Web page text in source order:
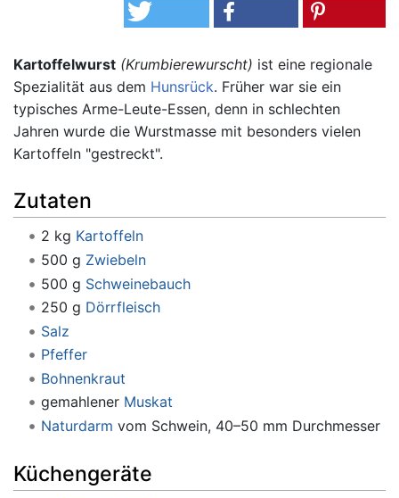
Kartoffelwurst (Krumbierewurscht) ist eine regionale
Spezialität aus dem Hunsrück. Früher war sie ein
typisches Arme-Leute-Essen, denn in schlechten
Jahren wurde die Wurstmasse mit besonders vielen
Kartoffeln "gestreckt".
Zutaten
2 kg Kartoffeln
500 g Zwiebeln
500 g Schweinebauch
250 g Dörrfleisch
Salz
Pfeffer
Bohnenkraut
gemahlener Muskat
Naturdarm vom Schwein, 40–50 mm Durchmesser
Küchengeräte